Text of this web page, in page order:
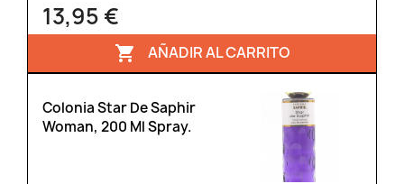
13,95 €
 AÑADIR AL CARRITO
Colonia Star De Saphir
Woman, 200 Ml Spray.